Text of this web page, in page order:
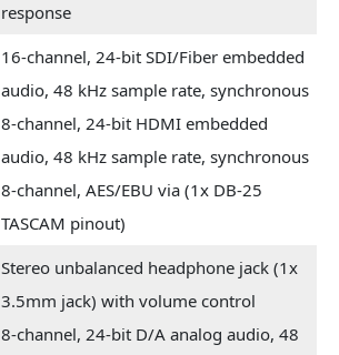
response
16-channel, 24-bit SDI/Fiber embedded
audio, 48 kHz sample rate, synchronous
8-channel, 24-bit HDMI embedded
audio, 48 kHz sample rate, synchronous
8-channel, AES/EBU via (1x DB-25
TASCAM pinout)
Stereo unbalanced headphone jack (1x
3.5mm jack) with volume control
8-channel, 24-bit D/A analog audio, 48